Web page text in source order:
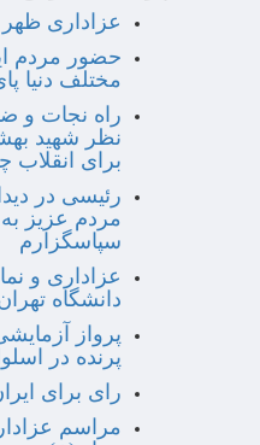
عزاداری ظهر
حضور مردم
مختلف دنیا
راه نجات و
نظر شهید
برای
رئیسی در
مردم عزیز
سپاسگزارم
عزاداری و
دانشگاه
پرواز
پرنده در
رای برای
مراسم